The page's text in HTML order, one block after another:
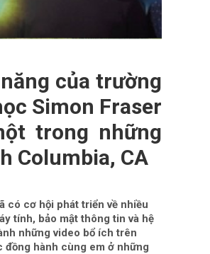
của trường
Simon Fraser
trong những
Columbia, CA
có cơ hội phát triển về nhiều
tính, bảo mật thông tin và hệ
những video bổ ích trên
hành cùng em ở những